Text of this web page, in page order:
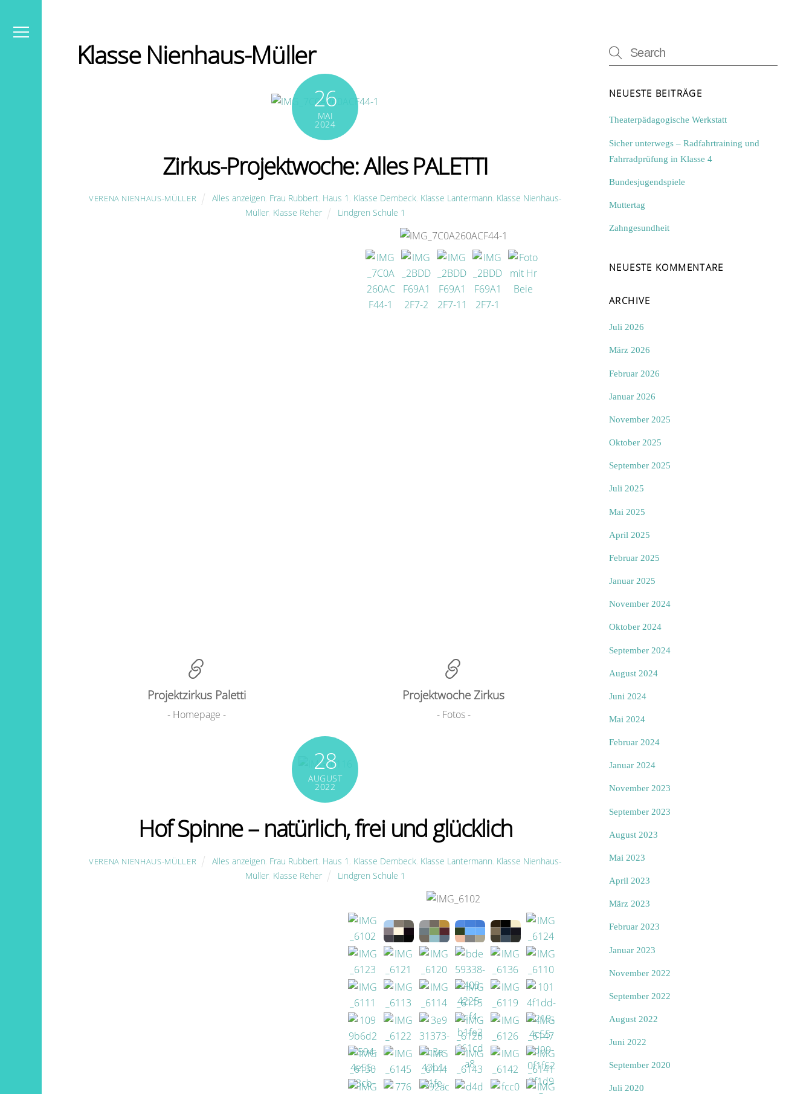
contentMenu Klasse Nienhaus-Müller
26
MAI
2024
Zirkus-Projektwoche: Alles PALETTI
VERENA NIENHAUS-MÜLLER Alles anzeigen Frau Rubbert, Haus 1 Klasse Dembeck, Klasse Lantermann Klasse Nienhaus-
Müller Klasse Reher Lindgren Schule 1
Projektzirkus Paletti
- Homepage -
Projektwoche Zirkus
- Fotos -
28
AUGUST
2022
Hof Spinne – natürlich, frei und glücklich
VERENA NIENHAUS-MÜLLER Alles anzeigen Frau Rubbert Haus 1 Klasse Dembeck, Klasse Lantermann Klasse Nienhaus-
Müller Klasse Reher Lindgren Schule 1
NEUESTE BEITRÄGE
Theaterpädagogische Werkstatt
Sicher unterwegs – Radfahrtraining und
Fahrradprüfung in Klasse 4
Bundesjugendspiele
Muttertag
Zahngesundheit
NEUESTE KOMMENTARE
ARCHIVE
Juli 2026
März 2026
Februar 2026
Januar 2026
November 2025
Oktober 2025
September 2025
Juli 2025
Mai 2025
April 2025
Februar 2025
Januar 2025
November 2024
Oktober 2024
September 2024
August 2024
Juni 2024
Mai 2024
Februar 2024
Januar 2024
November 2023
September 2023
August 2023
Mai 2023
April 2023
März 2023
Februar 2023
Januar 2023
November 2022
September 2022
August 2022
Juni 2022
September 2020
Juli 2020